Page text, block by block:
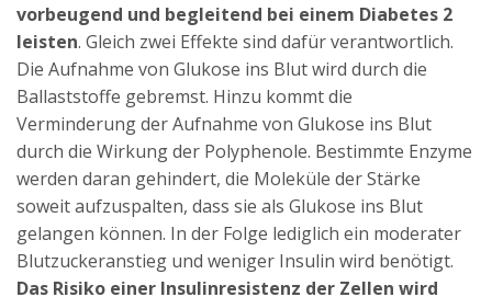
vorbeugend und begleitend bei einem Diabetes 2
leisten. Gleich zwei Effekte sind dafür verantwortlich.
Die Aufnahme von Glukose ins Blut wird durch die
Ballaststoffe gebremst. Hinzu kommt die
Verminderung der Aufnahme von Glukose ins Blut
durch die Wirkung der Polyphenole. Bestimmte Enzyme
werden daran gehindert, die Moleküle der Stärke
soweit aufzuspalten, dass sie als Glukose ins Blut
gelangen können. In der Folge lediglich ein moderater
Blutzuckeranstieg und weniger Insulin wird benötigt.
Das Risiko einer Insulinresistenz der Zellen wird